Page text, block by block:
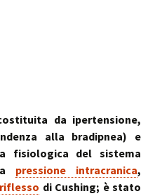
da ipertensione,
alla bradipnea) e
fisiologica del sistema
pressione intracranica,
riflesso di Cushing; è stato